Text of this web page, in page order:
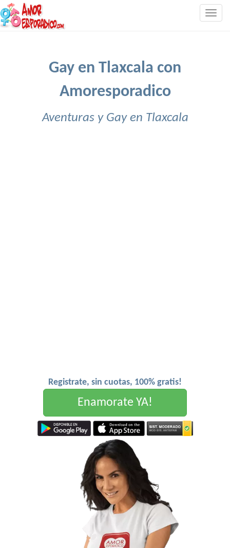
Gay en Tlaxcala con
Amoresporadico
Aventuras y Gay en Tlaxcala
Registrate, sin cuotas, 100% gratis!
Enamorate YA!